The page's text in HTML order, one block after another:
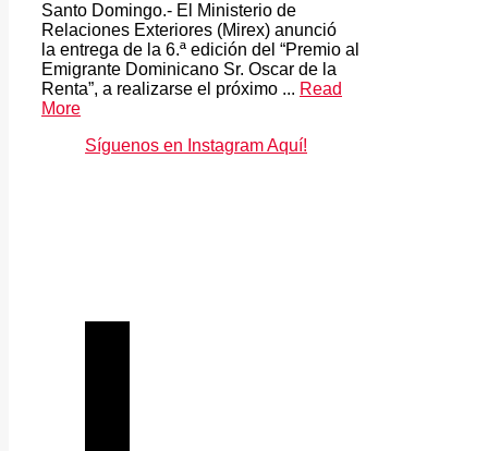
Santo Domingo.- El Ministerio de
Relaciones Exteriores (Mirex) anunció
la entrega de la 6.ª edición del “Premio al
Emigrante Dominicano Sr. Oscar de la
Renta”, a realizarse el próximo ... Read
More
Síguenos en Instagram Aquí!